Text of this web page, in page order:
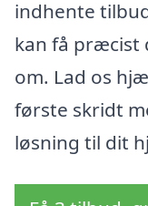
indhente
kan få præcist
om. Lad os
første skridt
løsning til dit